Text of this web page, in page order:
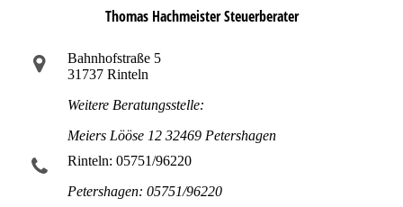
Thomas Hachmeister Steuerberater
Bahnhofstraße 5
31737 Rinteln
Weitere Beratungsstelle:
Meiers Lööse 12 32469 Petershagen
Rinteln: 05751/96220
Petershagen: 05751/96220